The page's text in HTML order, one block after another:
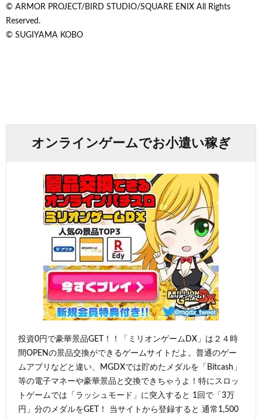
© ARMOR PROJECT/BIRD STUDIO/SQUARE ENIX All Rights
Reserved.
© SUGIYAMA KOBO
オンラインゲームでお小遣い稼ぎ
投資0円で豪華景品GET！！「ミリオンゲームDX」は２４時
間OPENの景品交換ができるゲームサイトだよ。普通のゲー
ムアプリなどと違い、MGDXでは貯めたメダルを「Bitcash」
等の電子マネーや豪華景品と交換できちゃうよ！特にスロッ
トゲームでは「ラッシュモード」に突入すると 1回で「3万
円」分のメダルをGET！ 当サイトから登録すると 通常1,500